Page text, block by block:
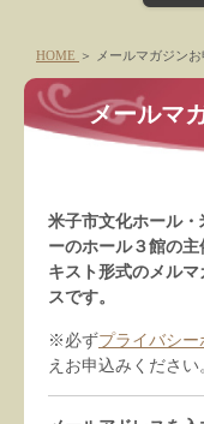
HOME ＞ メールマガジン
メールマ
米子市文化ホール
ーのホール３館の
キスト形式のメル
スです。
※必ずプライバシー
えお申込みください